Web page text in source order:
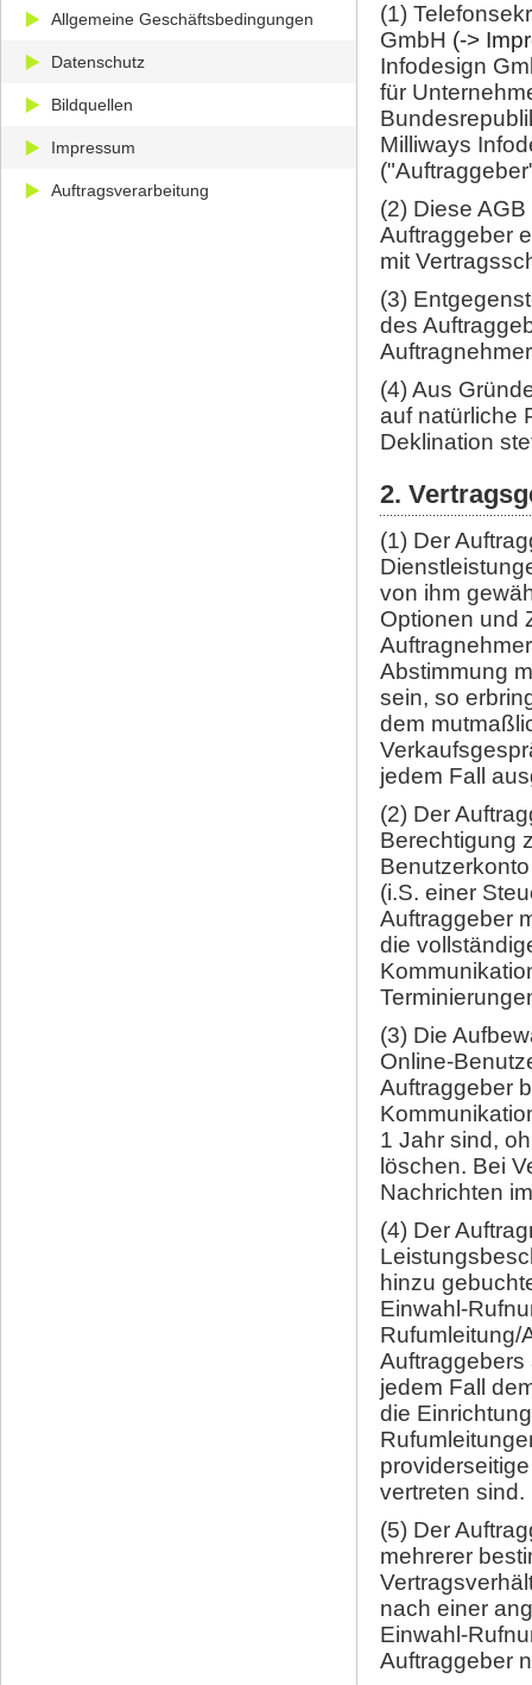
Allgemeine Geschäftsbedingungen
Datenschutz
Bildquellen
Impressum
Auftragsverarbeitung
(1)
GmbH (->
Infodesign
für
Milliways
(2) Diese
Auftraggeber
mit
(3)
des
(4) Aus
auf natürliche
Deklination
2.
(1) Der
von ihm
Optionen und
Abstimmung
sein, so
dem
jedem Fall
(2) Der
Berechtigung
(i.S. einer
Auftraggeber
die
(3) Die
Online-
Auftraggeber
1 Jahr sind,
löschen. Bei
Nachrichten
(4) Der
hinzu
Einwahl-
Rufumleitung/
Auftraggebers
jedem Fall
die
vertreten sind.
(5) Der
mehrerer
nach einer
Einwahl-
Auftraggeber